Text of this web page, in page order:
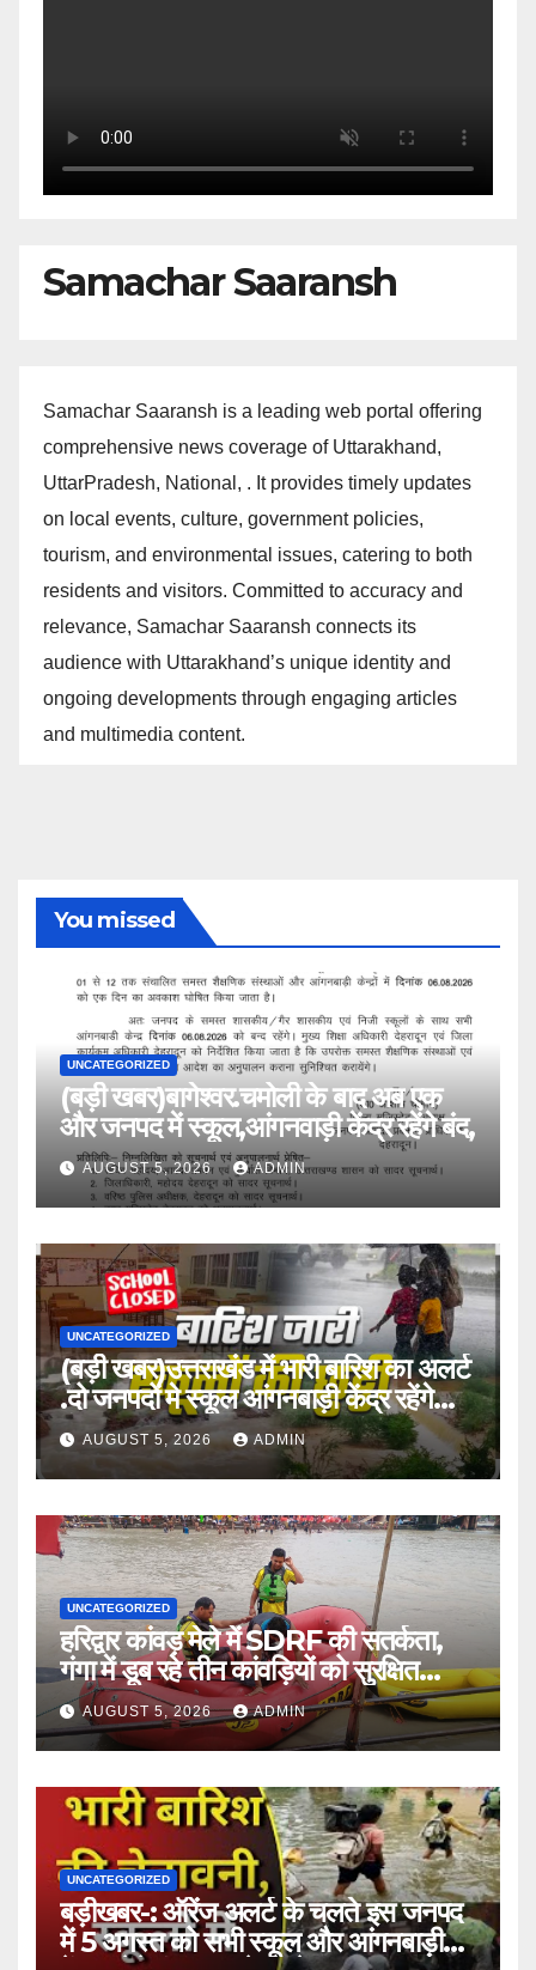
Samachar Saaransh
Samachar Saaransh is a leading web portal offering
comprehensive news coverage of Uttarakhand,
UttarPradesh, National, . It provides timely updates
on local events, culture, government policies,
tourism, and environmental issues, catering to both
residents and visitors. Committed to accuracy and
relevance, Samachar Saaransh connects its
audience with Uttarakhand’s unique identity and
ongoing developments through engaging articles
and multimedia content.
You missed
UNCATEGORIZED
(बड़ी खबर)बागेश्वर.चमोली के बाद अब एक
और जनपद में स्कूल,आंगनवाड़ी केंद्र रहेंगे बंद,
AUGUST 5, 2026 ADMIN
UNCATEGORIZED
(बड़ी खबर)उत्तराखंड में भारी बारिश का अलर्ट
.दो जनपदों मे स्कूल आंगनबाड़ी केंद्र रहेंगे
बंद।AUGUST 5, 2026 ADMIN
UNCATEGORIZED
हरिद्वार कांवड़ मेले में SDRF की सतर्कता,
गंगा में डूब रहे तीन कांवड़ियों को सुरक्षित
बचाया
AUGUST 5, 2026 ADMIN
UNCATEGORIZED
बड़ीखबर-: ऑरेंज अलर्ट के चलते इस जनपद
में 5 अगस्त को सभी स्कूल और आंगनबाड़ी